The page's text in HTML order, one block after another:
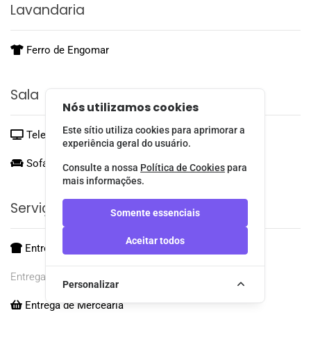
Lavandaria
Ferro de Engomar
Sala
Televisão
Sofá-Cama de Casal:1
Serviços Adicionais
Entrega de Pão
Entrega até às 9:00
Entrega de Mercearia
Nós utilizamos cookies
Este sítio utiliza cookies para aprimorar a
experiência geral do usuário.
Consulte a nossa Política de Cookiespara
mais informações.
Somente essenciais
Aceitar todos
Personalizar